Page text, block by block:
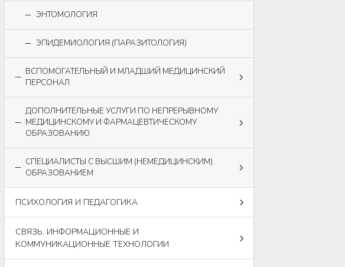
ЭНТОМОЛОГИЯ
ЭПИДЕМИОЛОГИЯ (ПАРАЗИТОЛОГИЯ)
ВСПОМОГАТЕЛЬНЫЙ И МЛАДШИЙ МЕДИЦИНСКИЙ
ПЕРСОНАЛ
ДОПОЛНИТЕЛЬНЫЕ УСЛУГИ ПО НЕПРЕРЫВНОМУ
МЕДИЦИНСКОМУ И ФАРМАЦЕВТИЧЕСКОМУ
ОБРАЗОВАНИЮ
СПЕЦИАЛИСТЫ С ВЫСШИМ (НЕМЕДИЦИНСКИМ)
ОБРАЗОВАНИЕМ
ПСИХОЛОГИЯ И ПЕДАГОГИКА
СВЯЗЬ, ИНФОРМАЦИОННЫЕ И
КОММУНИКАЦИОННЫЕ ТЕХНОЛОГИИ